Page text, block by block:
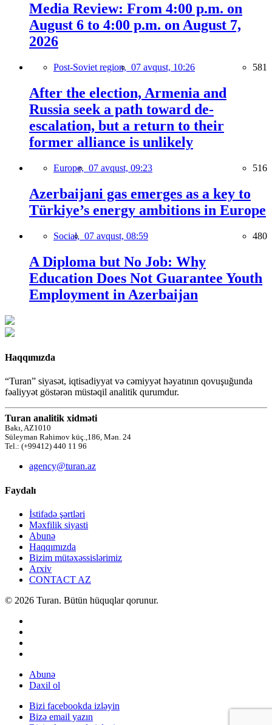
Media Review: From 4:00 p.m. on
August 6 to 4:00 p.m. on August 7,
2026
Post-Soviet region, 07 avqust, 10:26 581
After the election, Armenia and
Russia seek a path toward de-
escalation, but a return to their
former alliance is unlikely
Europe, 07 avqust, 09:23 516
Azerbaijani gas emerges as a key to
Türkiye’s energy ambitions in Europe
Social, 07 avqust, 08:59 480
A Diploma but No Job: Why
Education Does Not Guarantee Youth
Employment in Azerbaijan
Haqqımızda
“Turan” siyasət, iqtisadiyyat və cəmiyyət həyatının qovuşuğunda
fəaliyyət göstərən müstəqil analitik qurumdur.
Turan analitik xidməti
Bakı, AZ1010
Süleyman Rəhimov küç.,186, Mən. 24
Tel.: (+99412) 440 11 96
agency@turan.az
Faydalı
İstifadə şərtləri
Məxfilik siyasti
Abunə
Haqqımızda
Bizim mütəxəssislərimiz
Arxiv
CONTACT AZ
© 2026 Turan. Bütün hüquqlar qorunur.
Abunə
Daxil ol
Bizi facebookda izləyin
Bizə email yazın